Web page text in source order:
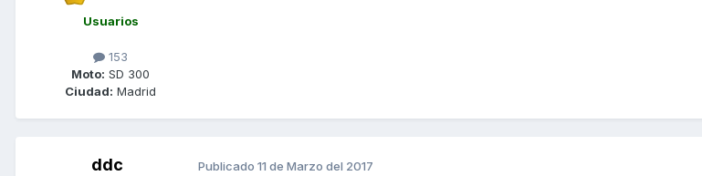
Usuarios
153
Moto: SD 300
Ciudad: Madrid
ddc Publicado 11 de Marzo del 2017